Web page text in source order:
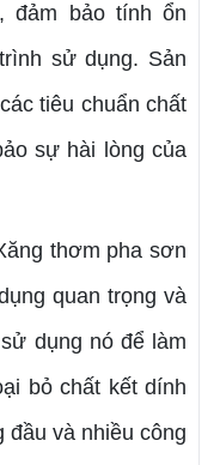
đảm bảo tính ổn
sử dụng. Sản
tiêu chuẩn chất
sự hài lòng của
thơm pha sơn
quan trọng và
dụng nó để làm
bỏ chất kết dính
đầu và nhiều công